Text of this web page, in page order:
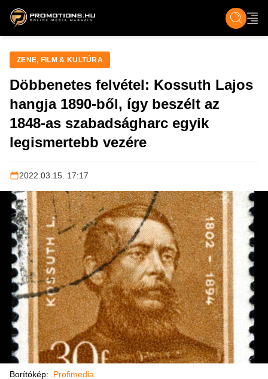
ZENE, FILM & KULT ÉLET TECH &
ZENE, FILM & KULTÚRA
Döbbenetes felvétel: Kossuth Lajos
hangja 1890-ből, így beszélt az
1848-as szabadságharc egyik
legismertebb vezére
2022.03.15. 17:17
Borítókép: Profimedia